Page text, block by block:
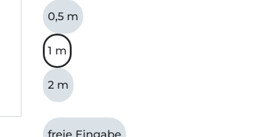
0,5 m
1 m
2 m